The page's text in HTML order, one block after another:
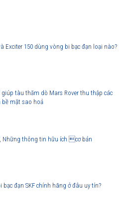
tuyệt hảo
được phân phối chính hãng
- SKF Authorized Distributor
Exciter 150 dùng vòng bi bạc đạn loại nào?
giúp tàu thăm dò Mars Rover thu thập các
bề mặt sao hoả
Những thông tin hữu ích cơ bản
bạc đạn SKF chính hãng ở đâu uy tín?